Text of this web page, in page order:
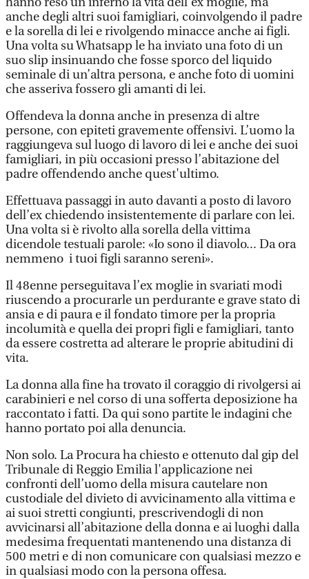
anche degli altri suoi famigliari, coinvolgendo il padre
e la sorella di lei e rivolgendo minacce anche ai figli.
Una volta su Whatsapp le ha inviato una foto di un
suo slip insinuando che fosse sporco del liquido
seminale di un’altra persona, e anche foto di uomini
che asseriva fossero gli amanti di lei.
Offendeva la donna anche in presenza di altre
persone, con epiteti gravemente offensivi. L’uomo la
raggiungeva sul luogo di lavoro di lei e anche dei suoi
famigliari, in più occasioni presso l’abitazione del
padre offendendo anche quest'ultimo.
Effettuava passaggi in auto davanti a posto di lavoro
dell’ex chiedendo insistentemente di parlare con lei.
Una volta si è rivolto alla sorella della vittima
dicendole testuali parole: «Io sono il diavolo... Da ora
nemmeno i tuoi figli saranno sereni».
Il 48enne perseguitava l’ex moglie in svariati modi
riuscendo a procurarle un perdurante e grave stato di
ansia e di paura e il fondato timore per la propria
incolumità e quella dei propri figli e famigliari, tanto
da essere costretta ad alterare le proprie abitudini di
vita.
La donna alla fine ha trovato il coraggio di rivolgersi ai
carabinieri e nel corso di una sofferta deposizione ha
raccontato i fatti. Da qui sono partite le indagini che
hanno portato poi alla denuncia.
Non solo. La Procura ha chiesto e ottenuto dal gip del
Tribunale di Reggio Emilia l'applicazione nei
confronti dell’uomo della misura cautelare non
custodiale del divieto di avvicinamento alla vittima e
ai suoi stretti congiunti, prescrivendogli di non
avvicinarsi all’abitazione della donna e ai luoghi dalla
medesima frequentati mantenendo una distanza di
500 metri e di non comunicare con qualsiasi mezzo e
in qualsiasi modo con la persona offesa.